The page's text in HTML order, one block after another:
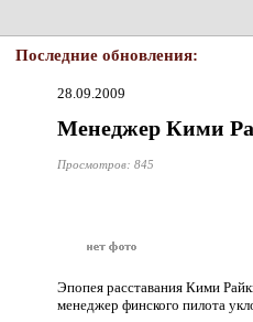
Последние обновления:
28.09.2009
Менеджер Кими
Просмотров: 845
Эпопея расставания Кими
менеджер финского пилота